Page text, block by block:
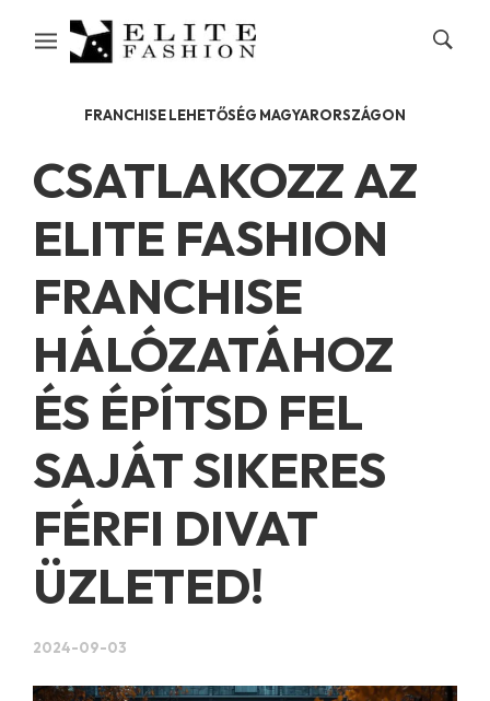
FRANCHISE LEHETŐSÉG MAGYARORSZÁGON
CSATLAKOZZ AZ
ELITE FASHION
FRANCHISE
HÁLÓZATÁHOZ
ÉS ÉPÍTSD FEL
SAJÁT SIKERES
FÉRFI DIVAT
ÜZLETED!
2024-09-03